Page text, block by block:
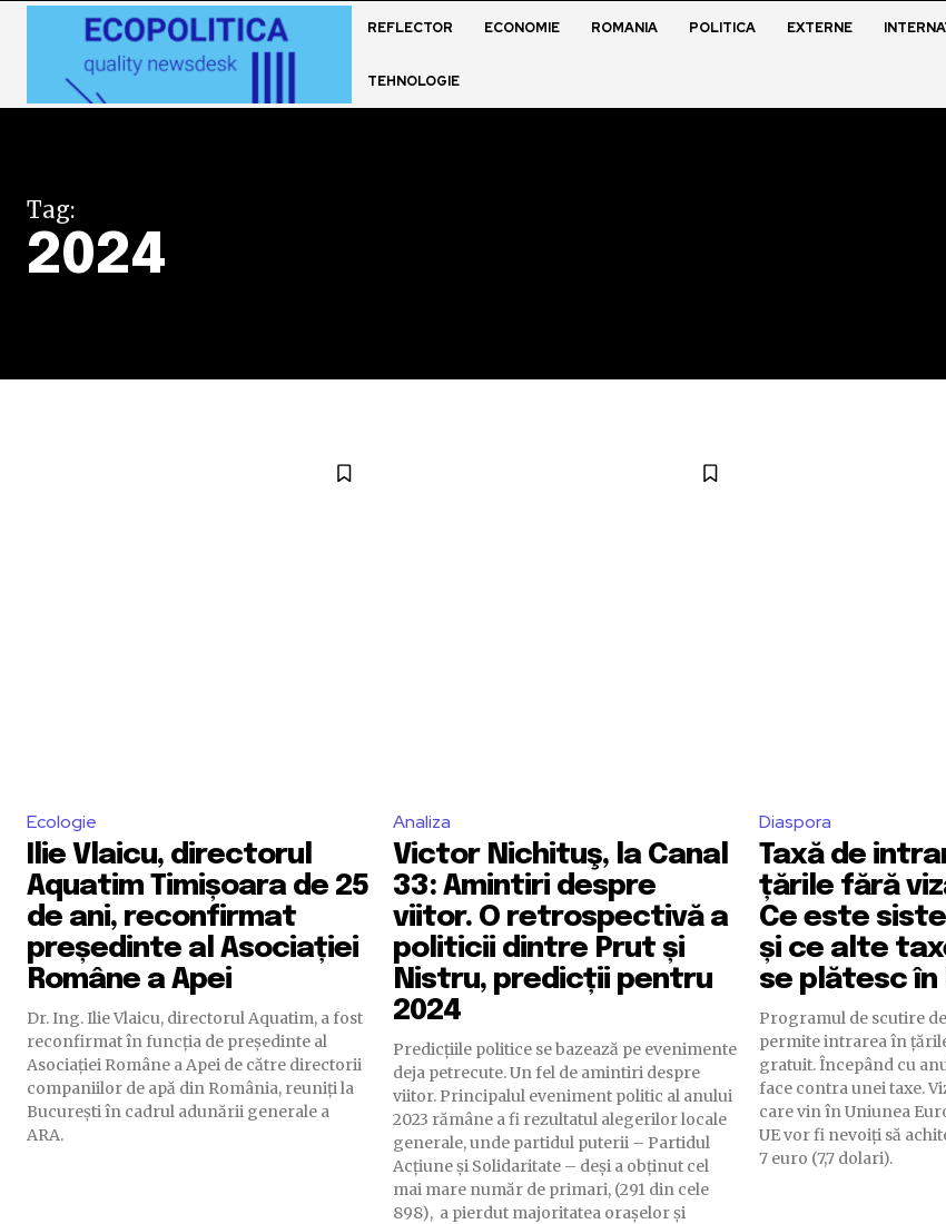
REFLECTOR ECONOMIE ROMANIA POLITICA EXTERNE
TEHNOLOGIE
Tag:
2024
Ecologie
Ilie Vlaicu, directorul
Aquatim Timișoara de 25
de ani, reconfirmat
președinte al Asociației
Române a Apei
Dr. Ing. Ilie Vlaicu, directorul Aquatim, a fost
reconfirmat în funcția de președinte al
Asociației Române a Apei de către directorii
companiilor de apă din România, reuniți la
București în cadrul adunării generale a
ARA.
Analiza
Victor Nichituş, la Canal
33: Amintiri despre
viitor. O retrospectivă a
politicii dintre Prut și
Nistru, predicții pentru
2024
Predicțiile politice se bazează pe evenimente
deja petrecute. Un fel de amintiri despre
viitor. Principalul eveniment politic al anului
2023 rămâne a fi rezultatul alegerilor locale
generale, unde partidul puterii – Partidul
Acțiune și Solidaritate – deși a obținut cel
mai mare număr de primari, (291 din cele
898), a pierdut majoritatea orașelor și
Diaspora
Taxă de
țările fără
Ce este
și ce alte
se plătesc în
Programul de scutire
permite intrarea în
gratuit. Începând cu
face contra unei taxe. Viza ETIAS - Cetățenii
care vin în Uniunea
UE vor fi nevoiți să
7 euro (7,7 dolari).